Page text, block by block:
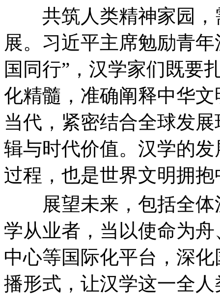
共筑人类精神家园，
展。习近平主席勉励青
国同行”，汉学家们既要
化精髓，准确阐释中华
当代，紧密结合全球发
辑与时代价值。汉学的
过程，也是世界文明拥
展望未来，包括全体
学从业者，当以使命为
中心等国际化平台，深
播形式，让汉学这一全